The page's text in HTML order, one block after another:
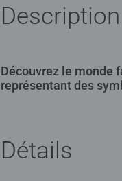
Description
Découvrez le monde
représentant des
Détails